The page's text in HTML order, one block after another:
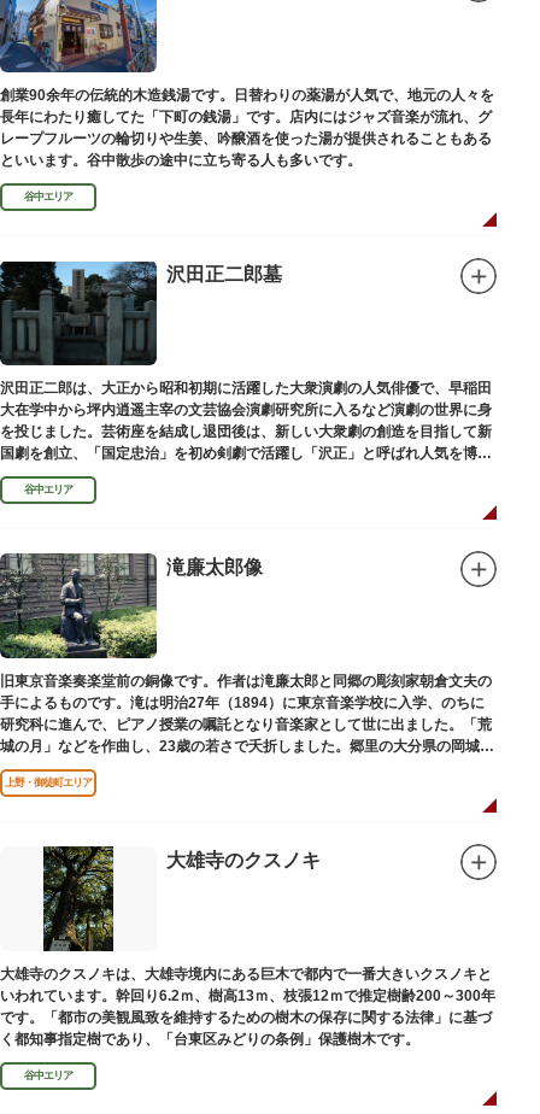
創業90余年の伝統的木造銭湯です。日替わりの薬湯が人気で、地元の人々を
長年にわたり癒してた「下町の銭湯」です。店内にはジャズ音楽が流れ、グ
レープフルーツの輪切りや生姜、吟醸酒を使った湯が提供されることもある
といいます。谷中散歩の途中に立ち寄る人も多いです。
谷中エリア
沢田正二郎墓
沢田正二郎は、大正から昭和初期に活躍した大衆演劇の人気俳優で、早稲田
大在学中から坪内逍遥主宰の文芸協会演劇研究所に入るなど演劇の世界に身
を投じました。芸術座を結成し退団後は、新しい大衆劇の創造を目指して新
国劇を創立、「国定忠治」を初め剣劇で活躍し「沢正」と呼ばれ人気を博し
ました。お墓は谷中霊園にあります。
谷中エリア
滝廉太郎像
旧東京音楽奏楽堂前の銅像です。作者は滝廉太郎と同郷の彫刻家朝倉文夫の
手によるものです。滝は明治27年（1894）に東京音楽学校に入学、のちに
研究科に進んで、ピアノ授業の嘱託となり音楽家として世に出ました。「荒
城の月」などを作曲し、23歳の若さで夭折しました。郷里の大分県の岡城趾
にも同じ像が置かれています。
上野・御徒町エリア
大雄寺のクスノキ
大雄寺のクスノキは、大雄寺境内にある巨木で都内で一番大きいクスノキと
いわれています。幹回り6.2ｍ、樹高13ｍ、枝張12ｍで推定樹齢200～300年
です。「都市の美観風致を維持するための樹木の保存に関する法律」に基づ
く都知事指定樹であり、「台東区みどりの条例」保護樹木です。
谷中エリア